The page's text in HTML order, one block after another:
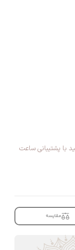
با پشتیبانی ساعت
مقایسه